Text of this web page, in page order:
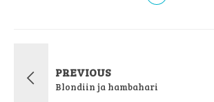
PREVIOUS
Blondiin ja hambahari